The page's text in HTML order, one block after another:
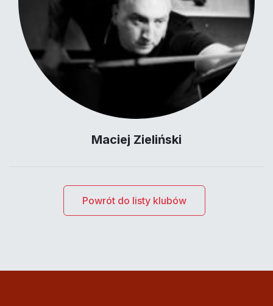
Maciej Zieliński
Powrót do listy klubów